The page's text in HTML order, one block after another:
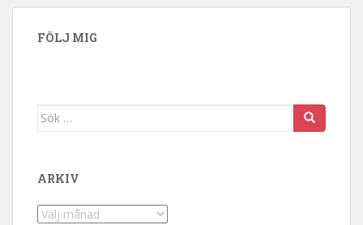
FÖLJ MIG
Sök efter:
ARKIV
Arkiv